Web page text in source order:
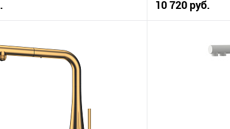
К сравнению
В наличии
10 720 руб.